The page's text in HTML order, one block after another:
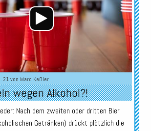
21 von Marc Keßler
wegen Alkohol?!
Nach dem zweiten oder dritten Bier
Getränken) drückt plötzlich die